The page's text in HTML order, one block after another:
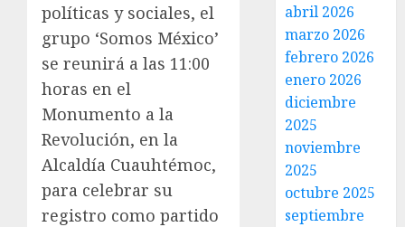
políticas y sociales, el
grupo ‘Somos México’
se reunirá a las 11:00
horas en el
Monumento a la
Revolución, en la
Alcaldía Cuauhtémoc,
para celebrar su
registro como partido
abril 2026
marzo 2026
febrero 2026
enero 2026
diciembre
2025
noviembre
2025
octubre 2025
septiembre